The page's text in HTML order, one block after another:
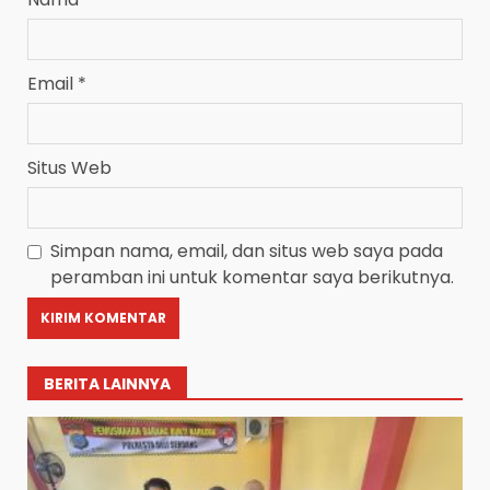
Email *
Situs Web
Simpan nama, email, dan situs web saya pada
peramban ini untuk komentar saya berikutnya.
BERITA LAINNYA